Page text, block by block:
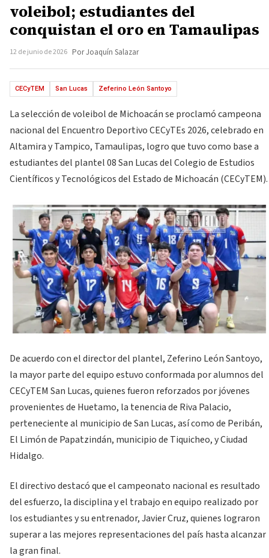
voleibol; estudiantes del
conquistan el oro en Tamaulipas
12 de junio de 2026 Por Joaquín Salazar
CECyTEM San Lucas Zeferino León Santoyo
La selección de voleibol de Michoacán se proclamó campeona
nacional del Encuentro Deportivo CECyTEs 2026, celebrado en
Altamira y Tampico, Tamaulipas, logro que tuvo como base a
estudiantes del plantel 08 San Lucas del Colegio de Estudios
Científicos y Tecnológicos del Estado de Michoacán (CECyTEM).
De acuerdo con el director del plantel, Zeferino León Santoyo,
la mayor parte del equipo estuvo conformada por alumnos del
CECyTEM San Lucas, quienes fueron reforzados por jóvenes
provenientes de Huetamo, la tenencia de Riva Palacio,
perteneciente al municipio de San Lucas, así como de Peribán,
El Limón de Papatzindán, municipio de Tiquicheo, y Ciudad
Hidalgo.
El directivo destacó que el campeonato nacional es resultado
del esfuerzo, la disciplina y el trabajo en equipo realizado por
los estudiantes y su entrenador, Javier Cruz, quienes lograron
superar a las mejores representaciones del país hasta alcanzar
la gran final.